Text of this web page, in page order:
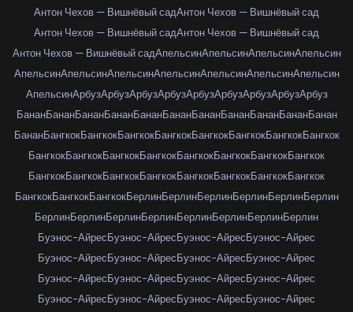
Антон Чехов — Вишнёвый садАнтон Чехов — Вишнёвый сад
Антон Чехов — Вишнёвый садАнтон Чехов — Вишнёвый сад
Антон Чехов — Вишнёвый садАпельсинАпельсинАпельсинАпельсин
АпельсинАпельсинАпельсинАпельсинАпельсинАпельсинАпельсин
АпельсинАрбузАрбузАрбузАрбузАрбузАрбузАрбузАрбузАрбуз
БананБананБананБананБананБананБананБананБананБананБанан
БананБангкокБангкокБангкокБангкокБангкокБангкокБангкокБангкок
БангкокБангкокБангкокБангкокБангкокБангкокБангкокБангкок
БангкокБангкокБангкокБангкокБангкокБангкокБангкокБангкок
БангкокБангкокБангкокБерлинБерлинБерлинБерлинБерлинБерлин
БерлинБерлинБерлинБерлинБерлинБерлинБерлинБерлин
Буэнос-АйресБуэнос-АйресБуэнос-АйресБуэнос-Айрес
Буэнос-АйресБуэнос-АйресБуэнос-АйресБуэнос-Айрес
Буэнос-АйресБуэнос-АйресБуэнос-АйресБуэнос-Айрес
Буэнос-АйресБуэнос-АйресБуэнос-АйресБуэнос-Айрес